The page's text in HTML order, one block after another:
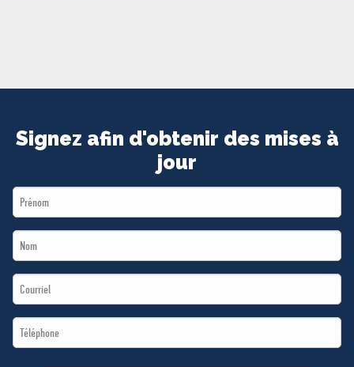
BOUTIQUE
Signez afin d'obtenir des mises à
jour
First
Name
Last
Name
Email
*
Téléphone
*